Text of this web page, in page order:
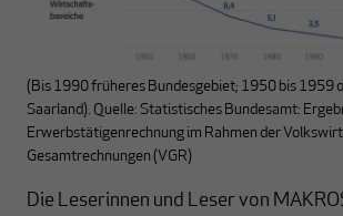
(Bis 1990 früheres Bundesgebiet; 1950 bis 1959
Saarland). Quelle: Statistisches Bundesamt:
Erwerbstätigenrechnung im Rahmen der
Gesamtrechnungen (VGR)
Die Leserinnen und Leser von